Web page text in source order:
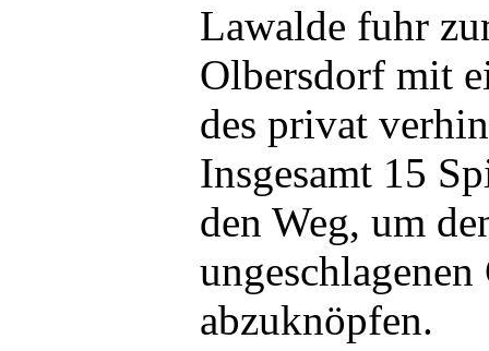
Lawalde fuhr
Olbersdorf mit
des privat
Insgesamt 15
den Weg, um
abzuknöpfen.